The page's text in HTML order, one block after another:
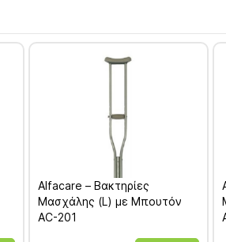
Alfacare – Βακτηρίες
Μασχάλης (L) με Μπουτόν
AC-201